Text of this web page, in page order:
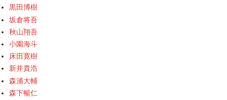
黒田博樹
坂倉将吾
秋山翔吾
小園海斗
床田寛樹
新井貴浩
森浦大輔
森下暢仁